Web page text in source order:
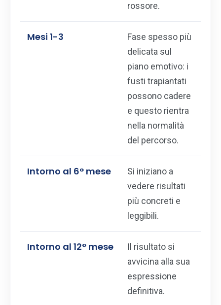
rossore.
Mesi 1-3
Fase spesso più
delicata sul
piano emotivo: i
fusti trapiantati
possono cadere
e questo rientra
nella normalità
del percorso.
Intorno al 6° mese
Si iniziano a
vedere risultati
più concreti e
leggibili.
Intorno al 12° mese
Il risultato si
avvicina alla sua
espressione
definitiva.